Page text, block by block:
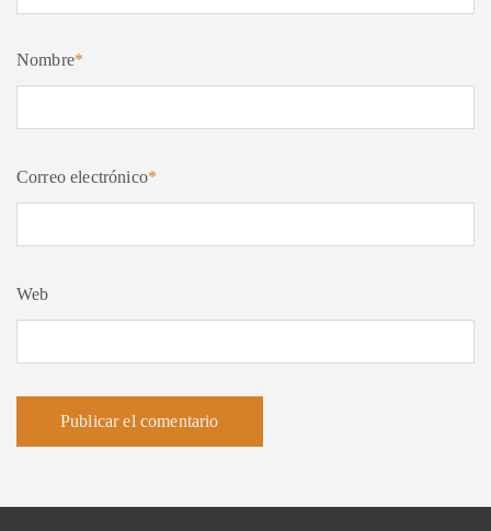
Nombre*
Correo electrónico*
Web